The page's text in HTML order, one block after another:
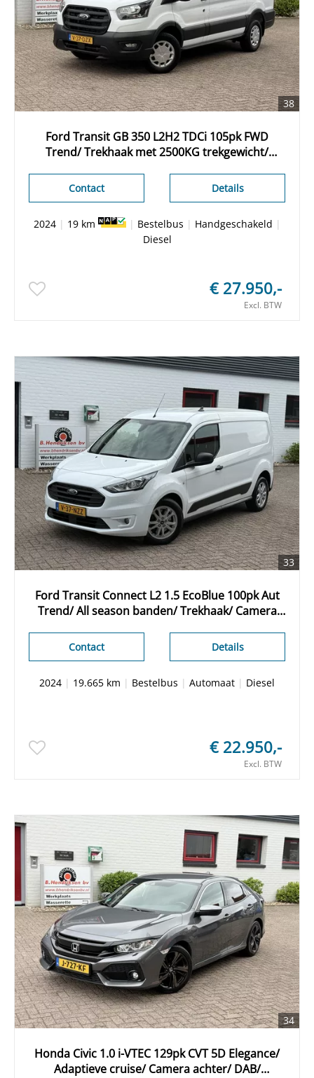
38
Ford Transit GB 350 L2H2 TDCi 105pk FWD
Trend/ Trekhaak met 2500KG trekgewicht/
Zitplaatsen/ Airco/ Origineel NL/ NAP
Details
Contact
2024| 19 km | Bestelbus | Handgeschakeld |
Diesel
€ 27.950,-
Excl. BTW
33
Ford Transit Connect L2 1.5 EcoBlue 100pk Aut
Trend/ All season banden/ Trekhaak/ Camera
Details
Contact
2024 | 19.665 km | Bestelbus | Automaat | Diesel
€ 22.950,-
Excl. BTW
34
Honda Civic 1.0 i-VTEC 129pk CVT 5D Elegance/
Adaptieve cruise/ Camera achter/ DAB/